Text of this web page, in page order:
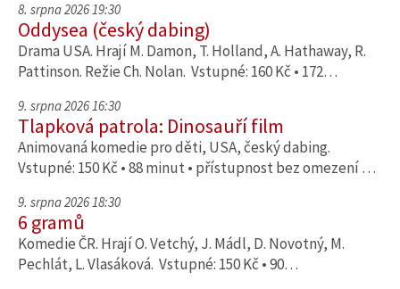
8. srpna 2026 19:30
Oddysea (český dabing)
Drama USA. Hrají M. Damon, T. Holland, A. Hathaway, R.
Pattinson. Režie Ch. Nolan. Vstupné: 160 Kč • 172…
9. srpna 2026 16:30
Tlapková patrola: Dinosauří film
Animovaná komedie pro děti, USA, český dabing.
Vstupné: 150 Kč • 88 minut • přístupnost bez omezení …
9. srpna 2026 18:30
6 gramů
Komedie ČR. Hrají O. Vetchý, J. Mádl, D. Novotný, M.
Pechlát, L. Vlasáková. Vstupné: 150 Kč • 90…